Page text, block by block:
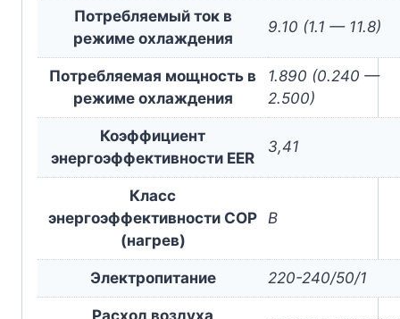
Потребляемый ток в
режиме охлаждения
9.10 (1.1 — 11.8)
Потребляемая мощность в
режиме охлаждения
1.890 (0.240 —
2.500)
Коэффициент
энергоэффективности EER
3,41
Класс
энергоэффективности COP
(нагрев)
B
Электропитание 220-240/50/1